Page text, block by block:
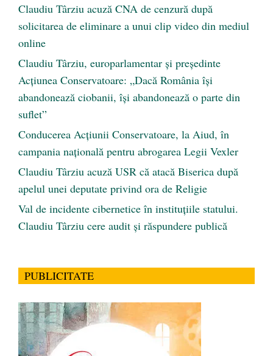
Claudiu Târziu acuză CNA de cenzură după
solicitarea de eliminare a unui clip video din mediul
online
Claudiu Târziu, europarlamentar și președinte
Acțiunea Conservatoare: „Dacă România își
abandonează ciobanii, își abandonează o parte din
suflet”
Conducerea Acțiunii Conservatoare, la Aiud, în
campania națională pentru abrogarea Legii Vexler
Claudiu Târziu acuză USR că atacă Biserica după
apelul unei deputate privind ora de Religie
Val de incidente cibernetice în instituțiile statului.
Claudiu Târziu cere audit și răspundere publică
PUBLICITATE